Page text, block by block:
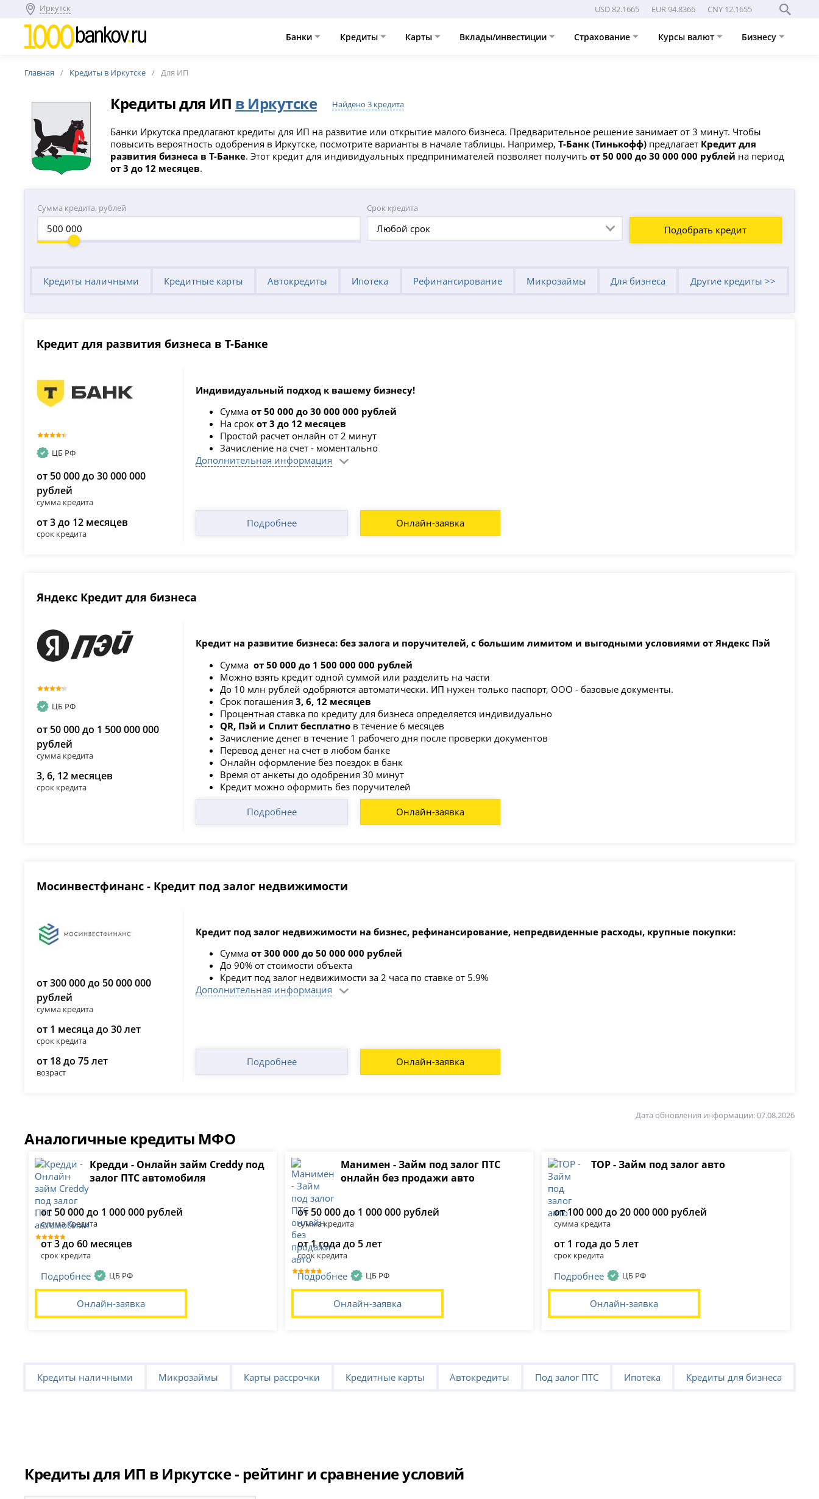
Иркутск USD 82.1665 EUR 94.8366 CNY 12.1655
Банки Кредиты Карты Вклады/инвестиции Страхование Курсы валют Бизнесу
Главная Кредиты в Иркутске Для ИП
Кредиты для ИП в Иркутске Найдено 3 кредита
Банки Иркутска предлагают кредиты для ИП на развитие или открытие малого бизнеса. Предварительное решение занимает от 3 минут. Чтобы
повысить вероятность одобрения в Иркутске, посмотрите варианты в начале таблицы. Например,Т-Банк (Тинькофф) предлагает Кредит для
развития бизнеса в Т-Банке. Этот кредит для индивидуальных предпринимателей позволяет получитьот 50 000 до 30 000 000 рублей на период
от 3 до 12 месяцев.
Сумма кредита, рублей Срок кредита
Любой срок Подобрать кредит
Кредиты наличными Кредитные карты Автокредиты Ипотека Рефинансирование Микрозаймы Для бизнеса Другие кредиты >>
Кредит для развития бизнеса в Т-Банке
ЦБ РФ
от 50 000 до 30 000 000
рублей
сумма кредита
от 3 до 12 месяцев
срок кредита
Индивидуальный подход к вашему бизнесу!
Сумма от 50 000 до 30 000 000 рублей
На срок от 3 до 12 месяцев
Простой расчет онлайн от 2 минут
Зачисление на счет - моментально
Дополнительная информация
Онлайн-заявка
Подробнее
Яндекс Кредит для бизнеса
ЦБ РФ
от 50 000 до 1 500 000 000
рублей
сумма кредита
3, 6, 12 месяцев
срок кредита
Кредит на развитие бизнеса: без залога и поручителей, с большим лимитом и выгодными условиями от Яндекс Пэй
Сумма от 50 000 до 1 500 000 000 рублей
Можно взять кредит одной суммой или разделить на части
До 10 млн рублей одобряются автоматически. ИП нужен только паспорт, ООО - базовые документы.
Срок погашения 3, 6, 12 месяцев
Процентная ставка по кредиту для бизнеса определяется индивидуально
QR, Пэй и Сплит бесплатно в течение 6 месяцев
Зачисление денег в течение 1 рабочего дня после проверки документов
Перевод денег на счет в любом банке
Онлайн оформление без поездок в банк
Время от анкеты до одобрения 30 минут
Кредит можно оформить без поручителей
Онлайн-заявка
Подробнее
Мосинвестфинанс - Кредит под залог недвижимости
от 300 000 до 50 000 000
рублей
сумма кредита
от 1 месяца до 30 лет
срок кредита
от 18 до 75 лет
возраст
Кредит под залог недвижимости на бизнес, рефинансирование, непредвиденные расходы, крупные покупки:
Сумма от 300 000 до 50 000 000 рублей
До 90% от стоимости объекта
Кредит под залог недвижимости за 2 часа по ставке от 5.9%
Дополнительная информация
Онлайн-заявка
Подробнее
Дата обновления информации: 07.08.2026
Аналогичные кредиты МФО
Кредди - Онлайн займ Creddy под
залог ПТС автомобиля
от 50 000 до 1 000 000 рублей
сумма кредита
от 3 до 60 месяцев
срок кредита
Подробнее ЦБ РФ
Онлайн-заявка
Манимен - Займ под залог ПТС
онлайн без продажи авто
от 50 000 до 1 000 000 рублей
сумма кредита
от 1 года до 5 лет
срок кредита
Подробнее ЦБ РФ
Онлайн-заявка
ТОР - Займ под залог авто
от 100 000 до 20 000 000 рублей
сумма кредита
от 1 года до 5 лет
срок кредита
Подробнее ЦБ РФ
Онлайн-заявка
Кредиты наличными Микрозаймы Карты рассрочки Кредитные карты Автокредиты Под залог ПТС Ипотека Кредиты для бизнеса
Кредиты для ИП в Иркутске - рейтинг и сравнение условий